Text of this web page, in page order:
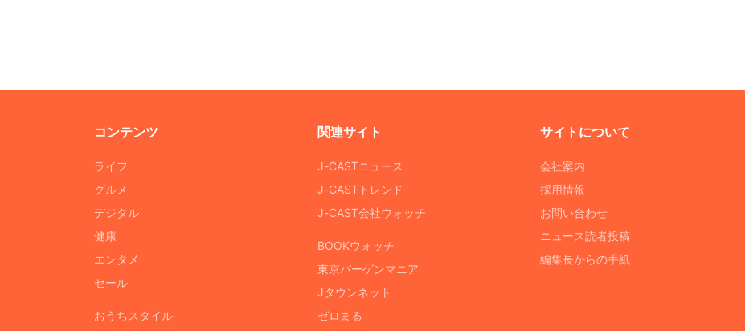
コンテンツ
ライフ
グルメ
デジタル
健康
エンタメ
セール
おうちスタイル
関連サイト
J-CASTニュース
J-CASTトレンド
J-CAST会社ウォッチ
BOOKウォッチ
東京バーゲンマニア
Jタウンネット
ゼロまる
サイトについて
会社案内
採用情報
お問い合わせ
ニュース読者投稿
編集長からの手紙